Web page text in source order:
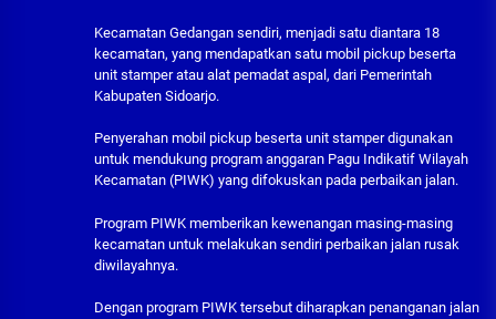
Kecamatan Gedangan sendiri, menjadi satu diantara 18
kecamatan, yang mendapatkan satu mobil pickup beserta
unit stamper atau alat pemadat aspal, dari Pemerintah
Kabupaten Sidoarjo.
Penyerahan mobil pickup beserta unit stamper digunakan
untuk mendukung program anggaran Pagu Indikatif Wilayah
Kecamatan (PIWK) yang difokuskan pada perbaikan jalan.
Program PIWK memberikan kewenangan masing-masing
kecamatan untuk melakukan sendiri perbaikan jalan rusak
diwilayahnya.
Dengan program PIWK tersebut diharapkan penanganan jalan